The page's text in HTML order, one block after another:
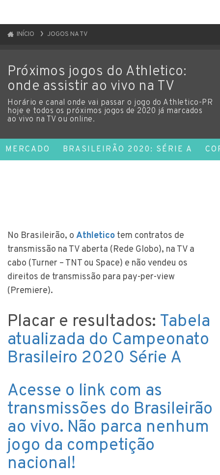
INÍCIO JOGOS NA TV
Próximos jogos do Athletico:
onde assistir ao vivo na TV
Horário e canal onde vai passar o jogo do Athletico-PR
hoje e todos os próximos jogos de 2020 já marcados
ao vivo na TV ou online.
MERCADO BRASILEIRÃO 2020: SÉRIE A
No Brasileirão, o Athletico tem contratos de
transmissão na TV aberta (Rede Globo), na TV a
cabo (Turner – TNT ou Space) e não vendeu os
direitos de transmissão para pay-per-view
(Premiere).
Placar e resultados: Tabela
atualizada do Campeonato
Brasileiro 2020 Série A
Acesse o link com as
transmissões do Brasileirão
ao vivo. Não parca nenhum
jogo da competição
nacional!